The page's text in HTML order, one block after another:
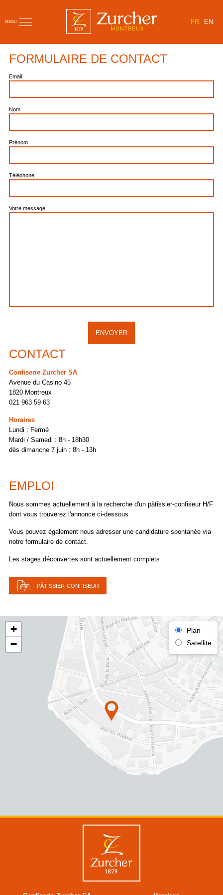
MENU FR EN
CONTACT
Confiserie Zurcher SA
Avenue du Casino 45
1820 Montreux
021 963 59 63
Horaires
Lundi : Fermé
Mardi / Samedi : 8h - 18h30
dès dimanche 7 juin : 8h - 13h
EMPLOI
Nous sommes actuellement à la recherche d'un pâtissier-confiseur H/F
dont vous trouverez l'annonce ci-dessous
Vous pouvez également nous adresser une candidature spontanée via
notre formulaire de contact.
Les stages découvertes sont actuellement complets
PÂTISSIER-CONFISEUR
FORMULAIRE DE CONTACT
Email
Nom
Prénom
Téléphone
Votre message
+
−
Plan
Satellite